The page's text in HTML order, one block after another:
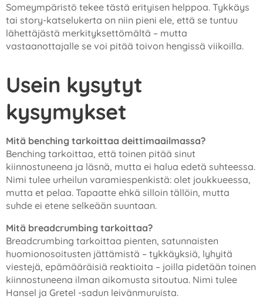
Someympäristö tekee tästä erityisen helppoa. Tykkäys
tai story-katselukerta on niin pieni ele, että se tuntuu
lähettäjästä merkityksettömältä – mutta
vastaanottajalle se voi pitää toivon hengissä viikoilla.
Usein kysytyt
kysymykset
Mitä benching tarkoittaa deittimaailmassa?
Benching tarkoittaa, että toinen pitää sinut
kiinnostuneena ja läsnä, mutta ei halua edetä suhteessa.
Nimi tulee urheilun varamiespenkistä: olet joukkueessa,
mutta et pelaa. Tapaatte ehkä silloin tällöin, mutta
suhde ei etene selkeään suuntaan.
Mitä breadcrumbing tarkoittaa?
Breadcrumbing tarkoittaa pienten, satunnaisten
huomionosoitusten jättämistä – tykkäyksiä, lyhyitä
viestejä, epämääräisiä reaktioita – joilla pidetään toinen
kiinnostuneena ilman aikomusta sitoutua. Nimi tulee
Hansel ja Gretel -sadun leivänmuruista.